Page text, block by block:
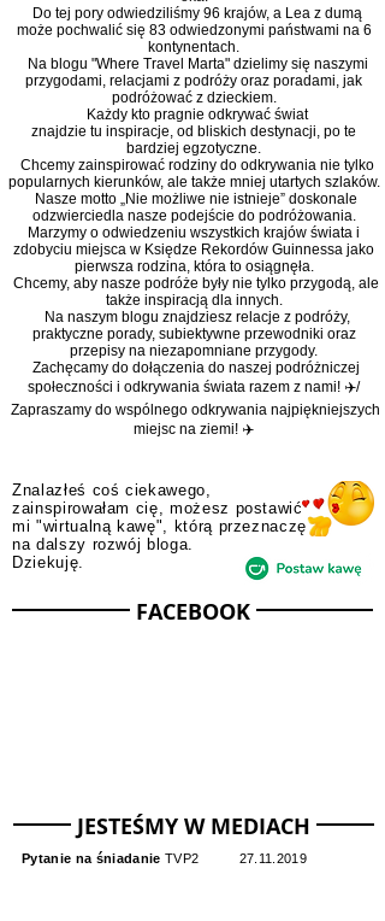
Od kilku lat wspólnie odkrywamy najciekawsze zakątki
świata, podejmując decyzje o wyjazdach w mgnieniu
oka.
Do tej pory odwiedziliśmy 96 krajów, a Lea z dumą
może pochwalić się 83 odwiedzonymi państwami na 6
kontynentach.
Na blogu "Where Travel Marta" dzielimy się naszymi
przygodami, relacjami z podróży oraz poradami, jak
podróżować z dzieckiem.
Każdy kto pragnie odkrywać świat
znajdzie tu inspiracje, od bliskich destynacji, po te
bardziej egzotyczne.
Chcemy zainspirować rodziny do odkrywania nie tylko
popularnych kierunków, ale także mniej utartych szlaków.
Nasze motto „Nie możliwe nie istnieje” doskonale
odzwierciedla nasze podejście do podróżowania.
Marzymy o odwiedzeniu wszystkich krajów świata i
zdobyciu miejsca w Księdze Rekordów Guinnessa jako
pierwsza rodzina, która to osiągnęła.
Chcemy, aby nasze podróże były nie tylko przygodą, ale
także inspiracją dla innych.
Na naszym blogu znajdziesz relacje z podróży,
praktyczne porady, subiektywne przewodniki oraz
przepisy na niezapomniane przygody.
Zachęcamy do dołączenia do naszej podróżniczej
społeczności i odkrywania świata razem z nami! ✈️/
Znalazłeś coś ciekawego,
zainspirowałam cię, możesz postawić
mi "wirtualną kawę", którą przeznaczę
Dziekuję.
JESTEŚMY W MEDIACH